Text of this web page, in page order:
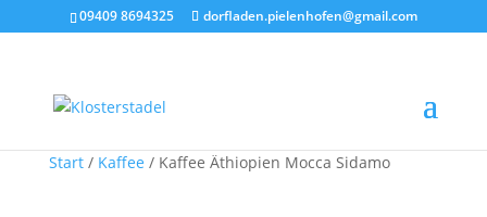
09409 8694325 dorfladen.pielenhofen@gmail.com
Start/ Kaffee / Kaffee Äthiopien Mocca Sidamo